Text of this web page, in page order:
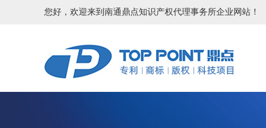
您好，欢迎来到南通鼎点知识产权代理事务所企业网站！